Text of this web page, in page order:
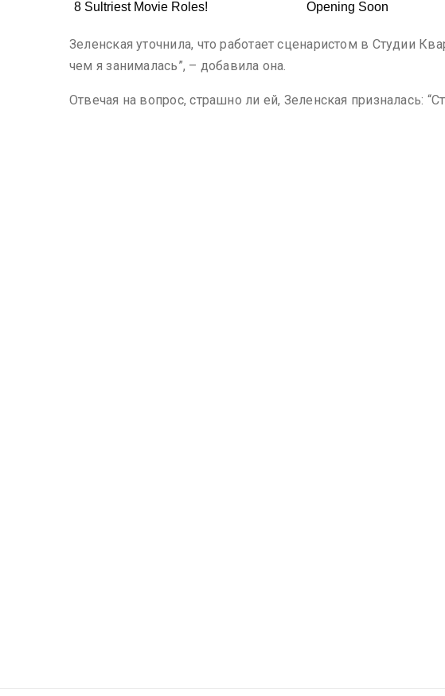
Зеленская уточнила, что работает сценаристом в Студии
чем я занималась”, – добавила она.
Отвечая на вопрос, страшно ли ей, Зеленская призналась: